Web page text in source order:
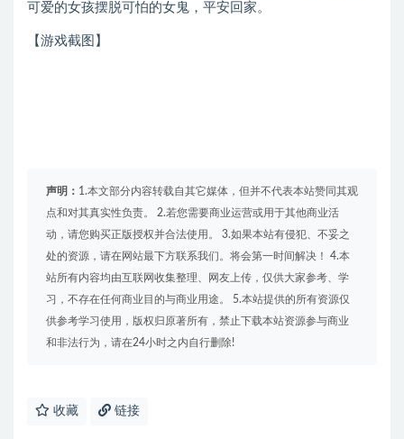
可爱的女孩摆脱可怕的女鬼，平安回家。
【游戏截图】
声明： 1.本文部分内容转载自其它媒体，但并不代表本站赞同其观
点和对其真实性负责。 2.若您需要商业运营或用于其他商业活
动，请您购买正版授权并合法使用。 3.如果本站有侵犯、不妥之
处的资源，请在网站最下方联系我们。将会第一时间解决！ 4.本
站所有内容均由互联网收集整理、网友上传，仅供大家参考、学
习，不存在任何商业目的与商业用途。 5.本站提供的所有资源仅
供参考学习使用，版权归原著所有，禁止下载本站资源参与商业
和非法行为，请在24小时之内自行删除!
收藏 链接